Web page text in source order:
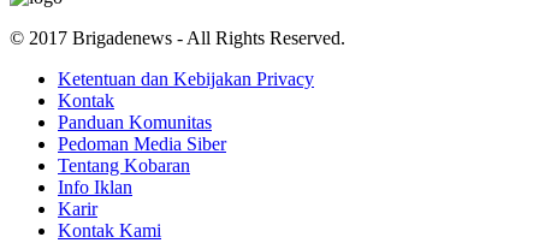
© 2017 Brigadenews - All Rights Reserved.
Ketentuan dan Kebijakan Privacy
Kontak
Panduan Komunitas
Pedoman Media Siber
Tentang Kobaran
Info Iklan
Karir
Kontak Kami